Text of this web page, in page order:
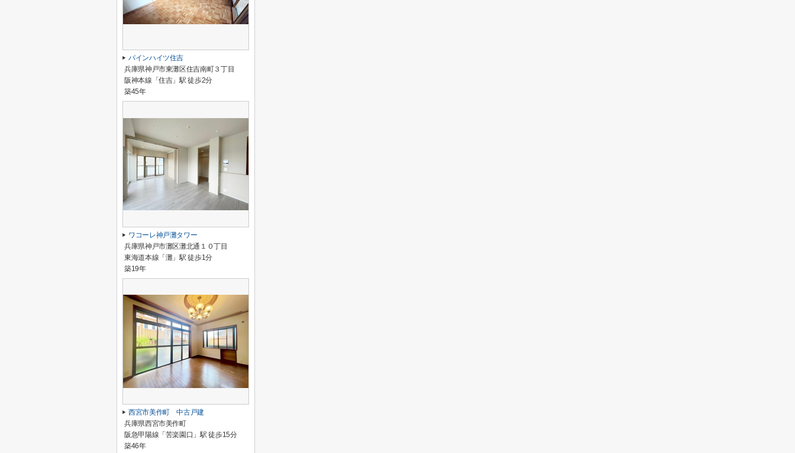
パインハイツ住吉
兵庫県神戸市東灘区住吉南町３丁目
阪神本線「住吉」駅 徒歩2分
築45年
ワコーレ神戸灘タワー
兵庫県神戸市灘区灘北通１０丁目
東海道本線「灘」駅 徒歩1分
築19年
西宮市美作町 中古戸建
兵庫県西宮市美作町
阪急甲陽線「苦楽園口」駅 徒歩15分
築46年